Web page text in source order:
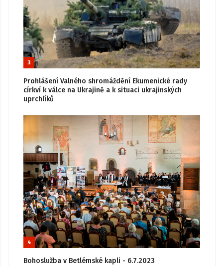
3
Prohlášení Valného shromáždění Ekumenické rady
církví k válce na Ukrajině a k situaci ukrajinských
uprchlíků
4
Bohoslužba v Betlémské kapli - 6.7.2023